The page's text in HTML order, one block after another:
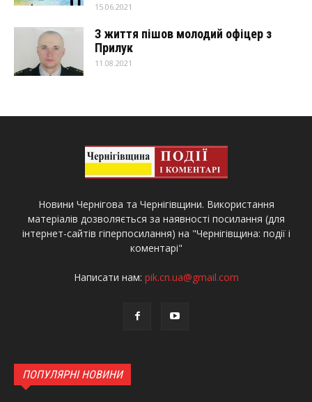
15.06.2021
З життя пішов молодий офіцер з
Прилук
11.08.2021
Новини Чернігова та Чернігівщини. Використання
матеріалів дозволяється за наявності посилання (для
інтернет-сайтів гіперпосилання) на "Чернігівщина: події і
коментарі"
Написати нам: pik.cn.ua@gmail.com
ПОПУЛЯРНІ НОВИНИ